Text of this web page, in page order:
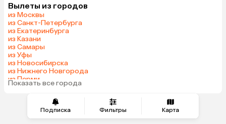
Подписка Фильтры Карта
Вылеты из городов
из Москвы
из Санкт-Петербурга
из Екатеринбурга
из Казани
из Самары
из Уфы
из Новосибирска
из Нижнего Новгорода
из Перми
из Сочи
Показать все города